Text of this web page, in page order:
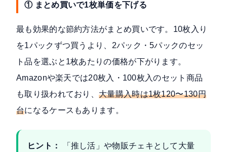
① まとめ買いで1枚単価を下げる
最も効果的な節約方法がまとめ買いです。10枚入り
を1パックずつ買うより、2パック・5パックのセッ
ト品を選ぶと1枚あたりの価格が下がります。
Amazonや楽天では20枚入・100枚入のセット商品
も取り扱われており、大量購入時は1枚120〜130円
台になるケースもあります。
ヒント：
「推し活」や物販チェキとして大量